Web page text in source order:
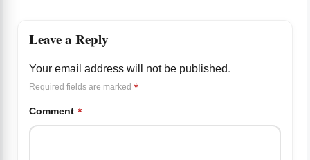
Leave a Reply
Your email address will not be published.
Required fields are marked *
Comment *